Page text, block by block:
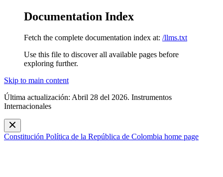
Documentation Index
Fetch the complete documentation index at: /llms.txt
Use this file to discover all available pages before
exploring further.
Skip to main content
Última actualización: Abril 28 del 2026. Instrumentos
Internacionales
Constitución Política de la República de Colombia home page